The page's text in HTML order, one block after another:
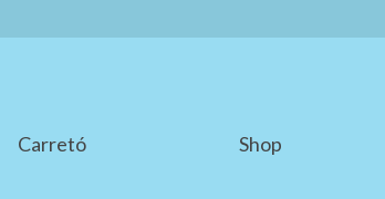
Carretó Shop